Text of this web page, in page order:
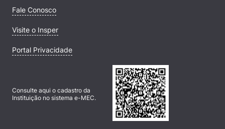
Fale Conosco
Visite o Insper
Portal Privacidade
Consulte aqui o cadastro da
Instituição no sistema e-MEC.